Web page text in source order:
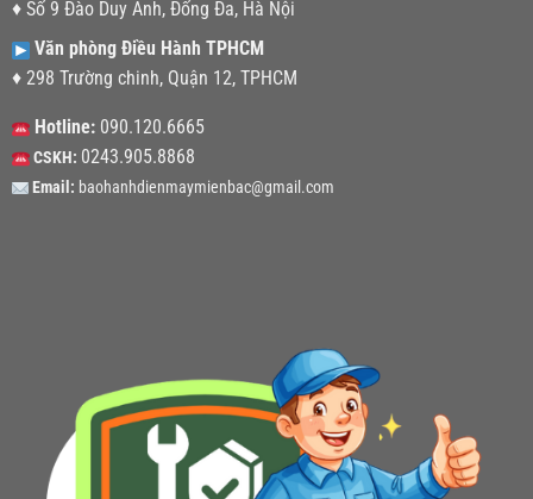
♦ Số 9 Đào Duy Anh, Đống Đa, Hà Nội
Văn phòng Điều Hành TPHCM
♦ 298 Trường chinh, Quận 12, TPHCM
Hotline:090.120.6665
CSKH: 0243.905.8868
Email: baohanhdienmaymienbac@gmail.com